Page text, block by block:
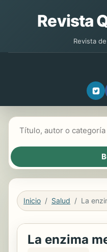
Revista
Revista
Inicio Salud La
La enzima